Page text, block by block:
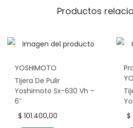
Productos
YOSHIMOTO
Tijera De Pulir
Yoshimoto Sx-630 Vh –
6″
$ 101.400,00
$